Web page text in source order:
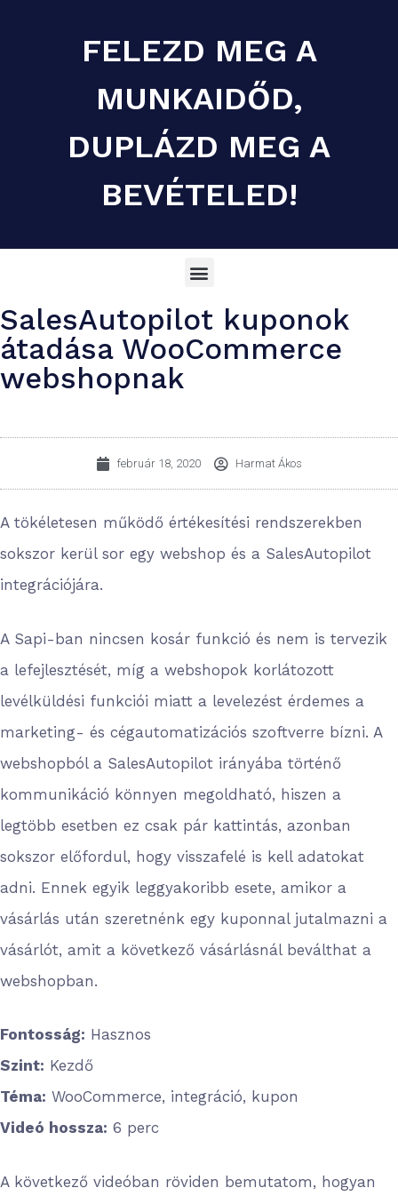
FELEZD MEG A
MUNKAIDŐD,
DUPLÁZD MEG A
BEVÉTELED!
SalesAutopilot kuponok
átadása WooCommerce
webshopnak
február 18, 2020 Harmat Ákos
A tökéletesen működő értékesítési rendszerekben
sokszor kerül sor egy webshop és a SalesAutopilot
integrációjára.
A Sapi-ban nincsen kosár funkció és nem is tervezik
a lefejlesztését, míg a webshopok korlátozott
levélküldési funkciói miatt a levelezést érdemes a
marketing- és cégautomatizációs szoftverre bízni. A
webshopból a SalesAutopilot irányába történő
kommunikáció könnyen megoldható, hiszen a
legtöbb esetben ez csak pár kattintás, azonban
sokszor előfordul, hogy visszafelé is kell adatokat
adni. Ennek egyik leggyakoribb esete, amikor a
vásárlás után szeretnénk egy kuponnal jutalmazni a
vásárlót, amit a következő vásárlásnál beválthat a
webshopban.
Fontosság: Hasznos
Szint: Kezdő
Téma: WooCommerce, integráció, kupon
Videó hossza: 6 perc
A következő videóban röviden bemutatom, hogyan